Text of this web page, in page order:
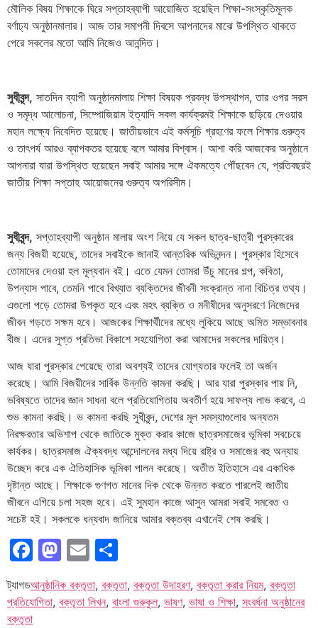
মৌলিক বিষয় শিক্ষাকে ঘিরে সপ্তাহব্যাপী আয়োজিত হয়েছিল শিক্ষা-সংস্কৃতিমূলক
বর্ণাঢ্য অনুষ্ঠানমালার। আজ তার সমাপনী দিবসে আপনাদের মাঝে উপস্থিত থাকতে
পেরে সকলের মতো আমি নিজেও আনন্দিত।
সুধীবৃন্দ, সাতদিন ব্যাপী অনুষ্ঠানমালায় শিক্ষা বিষয়ক প্রবন্ধ উপস্থাপন, তার ওপর সরস
ও সমৃদ্ধ আলোচনা, সিম্পোজিয়াম ইত্যাদি সকল কার্যক্রমই শিক্ষাকে ছড়িয়ে দেওয়ার
মহান লক্ষ্যে নিবেদিত হয়েছে। জাতীয়ভাবে এই কর্মসূচি গ্রহণের ফলে শিক্ষার গুরুত্ব
ও তাৎপর্য আরও ব্যাপকতর হয়েছে বলে আমার বিশ্বাস। আশা করি আজকের অনুষ্ঠানে
আপনারা যারা উপস্থিত হয়েছেন সবাই আমার সঙ্গে ঐকমত্যে পৌঁছবেন যে, প্রতিবছরই
জাতীয় শিক্ষা সপ্তাহ আয়োজনের গুরুত্ব অপরিসীম।
সুধীবৃন্দ, সপ্তাহব্যাপী অনুষ্ঠান মালায় অংশ নিয়ে যে সকল ছাত্র-ছাত্রী পুরস্কারের
জন্য বিজয়ী হয়েছে, তাদের সবাইকে জানাই আন্তরিক অভিনন্দন। পুরস্কার হিসেবে
তোমাদের দেওয়া হল মূল্যবান বই। এতে যেমন তোমরা উঁচু মানের গল্প, কবিতা,
উপন্যাস পাবে, তেমনি পাবে বিখ্যাত ব্যক্তিদের জীবনী সংক্রান্ত নানা বিচিত্র তথ্য।
এগুলো পড়ে তোমরা উপকৃত হবে এবং মহৎ ব্যক্তি ও মনীষীদের অনুসরণে নিজেদের
জীবন গড়তে সক্ষম হবে। আজকের শিক্ষার্থীদের মধ্যে লুকিয়ে আছে অমিত সম্ভাবনার
বীজ। এদের সুপ্ত প্রতিভা বিকাশে সহযোগিতা করা আমাদের সকলের দায়িত্ব।
আজ যারা পুরস্কার পেয়েছে তারা অবশ্যই তাদের যোগ্যতার ফলেই তা অর্জন
করেছে। আমি বিজয়ীদের সার্বিক উন্নতি কামনা করছি। আর যারা পুরস্কার পায় নি,
ভবিষ্যতে তাদের জ্ঞান সাধনা বলে প্রতিযোগিতায় অবতীর্ণ হয়ে সাফল্য লাভ করবে, এ
শুভ কামনা করছি। ভ কামনা করছি সুধীবৃন্দ, দেশের মূল সমস্যাগুলোর অন্যতম
নিরক্ষরতার অভিশাপ থেকে জাতিকে মুক্ত করার কাজে ছাত্রসমাজের ভূমিকা সবচেয়ে
কার্যকর। ছাত্রসমাজ ঐক্যবদ্ধ আন্দোলনের মধ্য দিয়ে রাষ্ট্র ও সমাজের বহু অন্যায়
উচ্ছেদ করে এক ঐতিহাসিক ভূমিকা পালন করেছে। অতীত ইতিহাসে এর একাধিক
দৃষ্টান্ত আছে। শিক্ষাকে গুণগত মানের দিক থেকে উন্নত করতে পারলেই জাতীয়
জীবনে এগিয়ে চলা সহজ হবে। এই সুমহান কাজে আসুন আমরা সবাই সমবেত ও
সচেষ্ট হই। সকলকে ধন্যবাদ জানিয়ে আমার বক্তব্য এখানেই শেষ করছি।
Facebook
Mastodon
Email
ট্যাগডআনুষ্ঠানিক বক্তৃতা, বক্তৃতা, বক্তৃতা উদাহরণ, বক্তৃতা করার নিয়ম, বক্তৃতা
প্রতিযোগিতা, বক্তৃতা লিখন, বাংলা গুরুকুল, ভাষণ, ভাষা ও শিক্ষা, সংবর্ধনা অনুষ্ঠানের
বক্তৃতা